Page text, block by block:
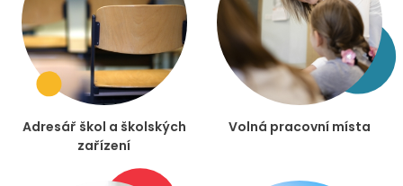
Adresář škol a školských
zařízení
Volná pracovní místa